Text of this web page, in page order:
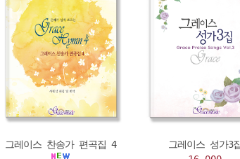
그레이스 찬송가 편곡집 4
그레이스 성가3